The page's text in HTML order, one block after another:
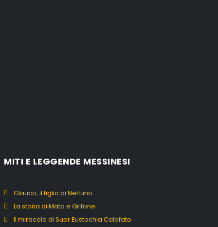
MITI E LEGGENDE MESSINESI
Glauco, il figlio di Nettuno
La storia di Mata e Grifone
Il miracolo di Suor Eustochia Calafato